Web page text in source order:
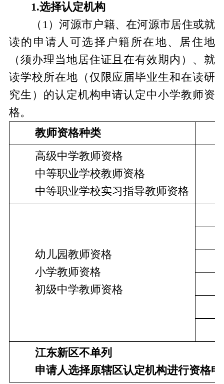
1.选择认定机构
（1）河源市户籍、在河源市居住或就
读的申请人可选择户籍所在地、居住地
（须办理当地居住证且在有效期内）、就
读学校所在地（仅限应届毕业生和在读研
究生）的认定机构申请认定中小学教师资
格。
教师资格种类
高级中学教师资格
中等职业学校教师资格
中等职业学校实习指导教师资格
幼儿园教师资格
小学教师资格
初级中学教师资格
江东新区不单列
申请人选择原辖区认定机构进行资格